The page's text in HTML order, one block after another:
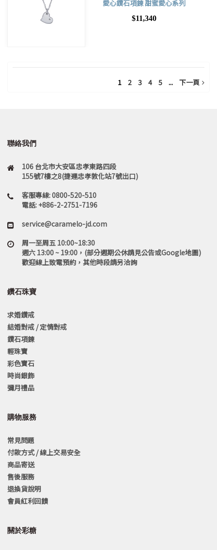
愛心鑽石項鍊 甜蜜愛心系列
$11,340
1 2 3 4 5 ... 下一頁
聯絡我們
106 台北市大安區忠孝東路四段
155號7樓之8(捷運忠孝敦化站7號出口)
客服專線: 0800-520-510
電話: +886-2-2751-7196
service@caramelo-jd.com
周一至周五 10:00~18:30
週六 13:00 ~ 19:00，(部分週期公休請見公告或Google地圖)
歡迎線上致電預約，其他時段請另洽詢
鑽石珠寶
求婚鑽戒
結婚對戒 / 定情對戒
鑽石項鍊
輕珠寶
彩色寶石
時尚銀飾
彌月禮品
購物服務
常見問題
付款方式 / 線上交易安全
商品寄送
售後服務
退換貨說明
會員紅利回饋
關於彩糖